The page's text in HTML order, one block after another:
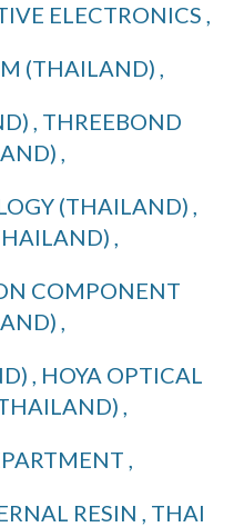
ELECTRONICS ,
(THAILAND) ,
, THREEBOND
,
(THAILAND) ,
,
COMPONENT
,
, HOYA OPTICAL
,
,
RESIN , THAI